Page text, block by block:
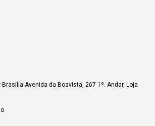
Brasília Avenida da Boavista, 267 1º. Andar, Loja